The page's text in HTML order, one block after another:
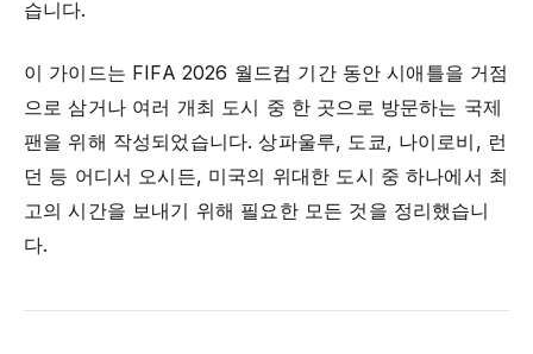
습니다.
이 가이드는 FIFA 2026 월드컵 기간 동안 시애틀을 거점
으로 삼거나 여러 개최 도시 중 한 곳으로 방문하는 국제
팬을 위해 작성되었습니다. 상파울루, 도쿄, 나이로비, 런
던 등 어디서 오시든, 미국의 위대한 도시 중 하나에서 최
고의 시간을 보내기 위해 필요한 모든 것을 정리했습니
다.